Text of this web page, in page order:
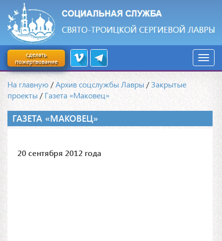
сделать
пожертвование
На главную /Архив соцслужбы Лавры /Закрытые
проекты /Газета «Маковец»
ГАЗЕТА «МАКОВЕЦ»
20 сентября 2012 года